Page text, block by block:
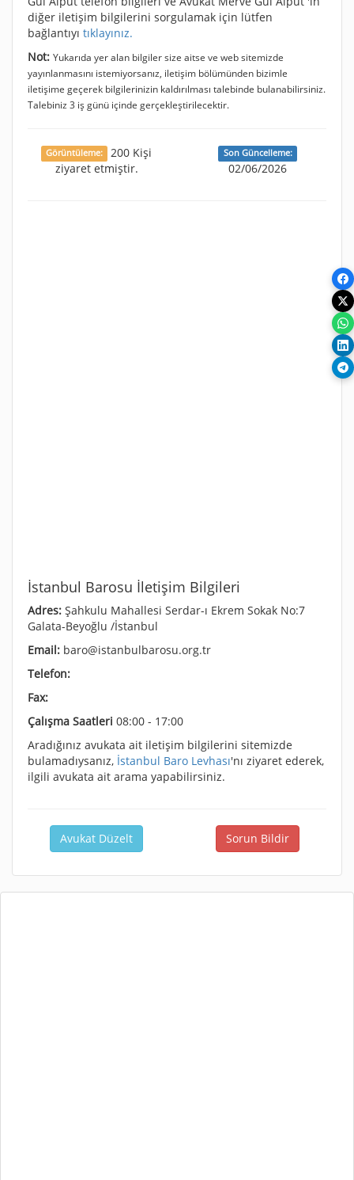
diğer iletişim bilgilerini sorgulamak için lütfen
bağlantıyı tıklayınız.
Not: Yukarıda yer alan bilgiler size aitse ve web sitemizde
yayınlanmasını istemiyorsanız, iletişim bölümünden bizimle
iletişime geçerek bilgilerinizin kaldırılması talebinde bulanabilirsiniz.
Talebiniz 3 iş günü içinde gerçekleştirilecektir.
Görüntüleme:
200 Kişi
ziyaret etmiştir.
Son Güncelleme:
02/06/2026
İstanbul Barosu İletişim Bilgileri
Adres: Şahkulu Mahallesi Serdar-ı Ekrem Sokak No:7
Galata-Beyoğlu /İstanbul
Email: baro@istanbulbarosu.org.tr
Telefon:
Fax:
Çalışma Saatleri 08:00 - 17:00
Aradığınız avukata ait iletişim bilgilerini sitemizde
bulamadıysanız, İstanbul Baro Levhası'nı ziyaret ederek,
ilgili avukata ait arama yapabilirsiniz.
Avukat Düzelt Sorun Bildir